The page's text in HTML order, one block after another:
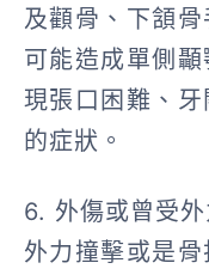
及顴骨、下頷
可能造成單側
現張口困難、
的症狀。
6. 外傷或曾受
外力撞擊或是